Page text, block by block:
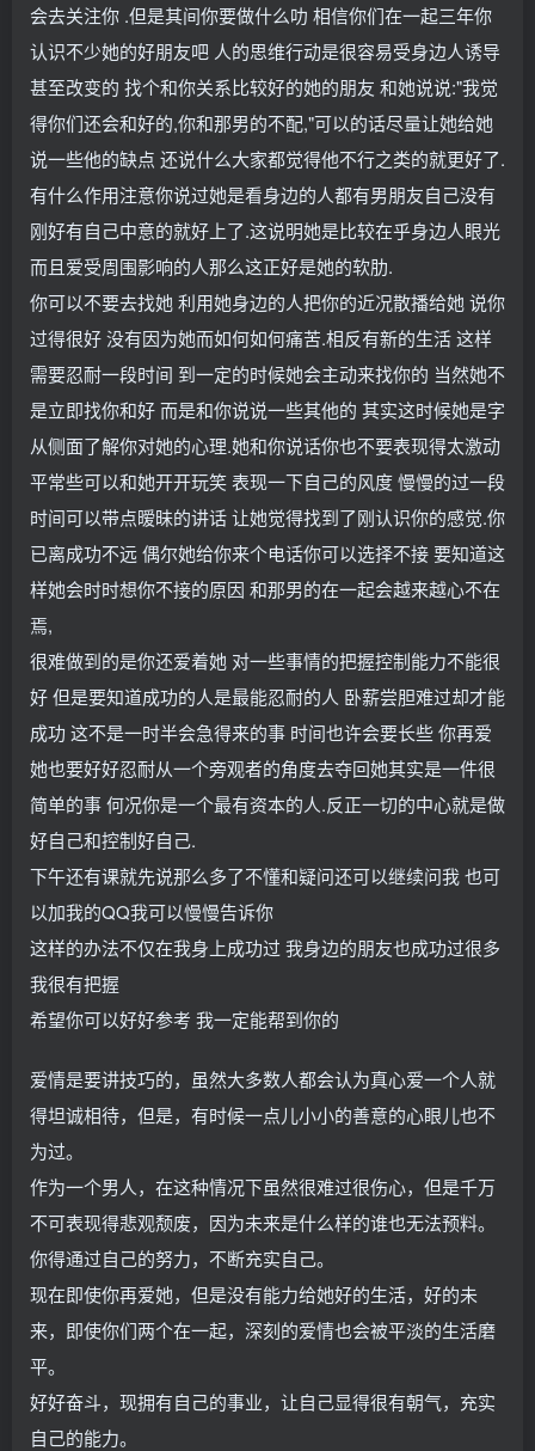
会去关注你 .但是其间你要做什么叻 相信你们在一起三年你
认识不少她的好朋友吧 人的思维行动是很容易受身边人诱导
甚至改变的 找个和你关系比较好的她的朋友 和她说说:"我觉
得你们还会和好的,你和那男的不配,"可以的话尽量让她给她
说一些他的缺点 还说什么大家都觉得他不行之类的就更好了.
有什么作用注意你说过她是看身边的人都有男朋友自己没有
刚好有自己中意的就好上了.这说明她是比较在乎身边人眼光
而且爱受周围影响的人那么这正好是她的软肋.
你可以不要去找她 利用她身边的人把你的近况散播给她 说你
过得很好 没有因为她而如何如何痛苦.相反有新的生活 这样
需要忍耐一段时间 到一定的时候她会主动来找你的 当然她不
是立即找你和好 而是和你说说一些其他的 其实这时候她是字
从侧面了解你对她的心理.她和你说话你也不要表现得太激动
平常些可以和她开开玩笑 表现一下自己的风度 慢慢的过一段
时间可以带点暧昧的讲话 让她觉得找到了刚认识你的感觉.你
已离成功不远 偶尔她给你来个电话你可以选择不接 要知道这
样她会时时想你不接的原因 和那男的在一起会越来越心不在
焉,
很难做到的是你还爱着她 对一些事情的把握控制能力不能很
好 但是要知道成功的人是最能忍耐的人 卧薪尝胆难过却才能
成功 这不是一时半会急得来的事 时间也许会要长些 你再爱
她也要好好忍耐从一个旁观者的角度去夺回她其实是一件很
简单的事 何况你是一个最有资本的人.反正一切的中心就是做
好自己和控制好自己.
下午还有课就先说那么多了不懂和疑问还可以继续问我 也可
以加我的QQ我可以慢慢告诉你
这样的办法不仅在我身上成功过 我身边的朋友也成功过很多
我很有把握
希望你可以好好参考 我一定能帮到你的
爱情是要讲技巧的，虽然大多数人都会认为真心爱一个人就
得坦诚相待，但是，有时候一点儿小小的善意的心眼儿也不
为过。
作为一个男人，在这种情况下虽然很难过很伤心，但是千万
不可表现得悲观颓废，因为未来是什么样的谁也无法预料。
你得通过自己的努力，不断充实自己。
现在即使你再爱她，但是没有能力给她好的生活，好的未
来，即使你们两个在一起，深刻的爱情也会被平淡的生活磨
平。
好好奋斗，现拥有自己的事业，让自己显得很有朝气，充实
自己的能力。